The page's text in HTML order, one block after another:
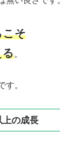
こそ
る。
す。
上の成長